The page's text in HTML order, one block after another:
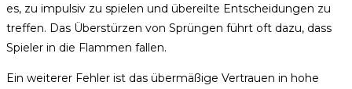
es, zu impulsiv zu spielen und übereilte Entscheidungen zu
treffen. Das Überstürzen von Sprüngen führt oft dazu, dass
Spieler in die Flammen fallen.
Ein weiterer Fehler ist das übermäßige Vertrauen in hohe